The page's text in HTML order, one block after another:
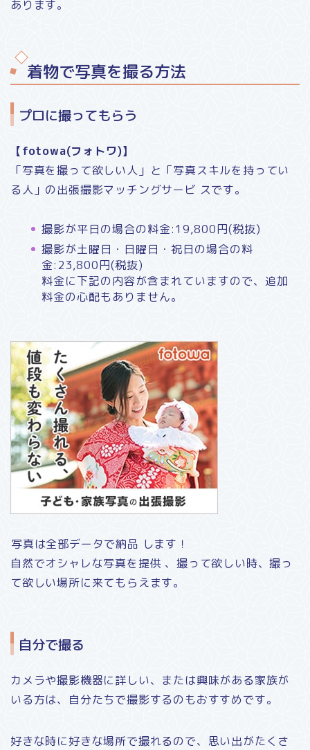
あります。
着物で写真を撮る方法
プロに撮ってもらう
【fotowa(フォトワ)】
「写真を撮って欲しい人」と「写真スキルを持ってい
る人」の出張撮影マッチングサービ スです。
撮影が平日の場合の料金:19,800円(税抜)
撮影が土曜日・日曜日・祝日の場合の料
金:23,800円(税抜)
料金に下記の内容が含まれていますので、追加
料金の心配もありません。
写真は全部データで納品 します！
自然でオシャレな写真を提供 、撮って欲しい時、撮っ
て欲しい場所に来てもらえます。
自分で撮る
カメラや撮影機器に詳しい、または興味がある家族が
いる方は、自分たちで撮影するのもおすすめです。
好きな時に好きな場所で撮れるので、思い出がたくさ